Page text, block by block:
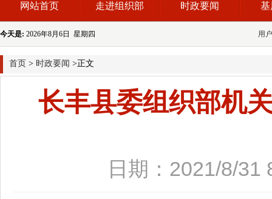
网站首页 走进组织部 时政要闻 基
今天是: 2026年8月6日 星期四 用
首页 > 时政要闻 >正文
长丰县委组织部机
日期：2021/8/